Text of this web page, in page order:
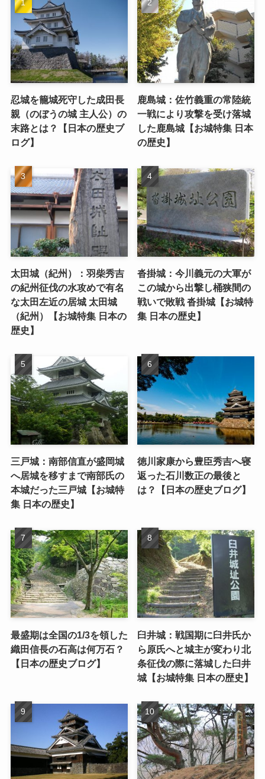
忍城を籠城死守した成田長
親（のぼうの城 主人公）の
末路とは？【日本の歴史ブ
ログ】
鹿島城：佐竹義重の常陸統
一戦により攻撃を受け落城
した鹿島城【お城特集 日本
の歴史】
太田城（紀州）：羽柴秀吉
の紀州征伐の水攻めで有名
な太田左近の居城 太田城
（紀州）【お城特集 日本の
歴史】
沓掛城：今川義元の大軍が
この城から出撃し桶狭間の
戦いで敗戦 沓掛城【お城特
集 日本の歴史】
三戸城：南部信直が盛岡城
へ居城を移すまで南部氏の
本城だった三戸城【お城特
集 日本の歴史】
徳川家康から豊臣秀吉へ寝
返った石川数正の最後と
は？【日本の歴史ブログ】
最盛期は全国の1/3を領した
織田信長の石高は何万石？
【日本の歴史ブログ】
臼井城：戦国期に臼井氏か
ら原氏へと城主が変わり北
条征伐の際に落城した臼井
城【お城特集 日本の歴史】